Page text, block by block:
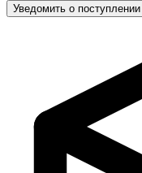
Уведомить о поступлении